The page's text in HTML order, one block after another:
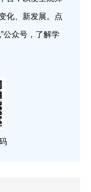
化、新发展。点
公众号，了解学